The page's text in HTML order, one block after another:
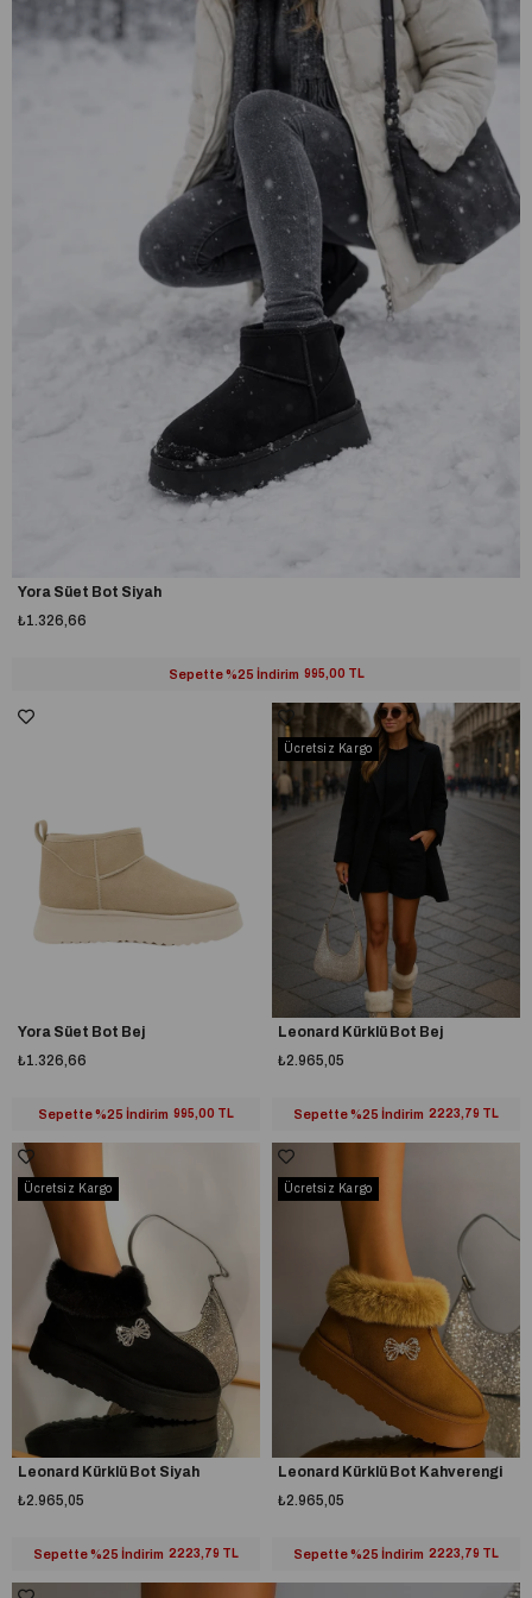
Yora Süet Bot Siyah
₺1.326,66
Sepette %25 İndirim 995,00 TL
Yora Süet Bot Bej
₺1.326,66
Sepette %25 İndirim 995,00 TL
Leonard Kürklü Bot Bej
₺2.965,05
Sepette %25 İndirim 2223,79 TL
Ücretsiz Kargo
Leonard Kürklü Bot Siyah
₺2.965,05
Sepette %25 İndirim 2223,79 TL
Ücretsiz Kargo
Leonard Kürklü Bot Kahverengi
₺2.965,05
Sepette %25 İndirim 2223,79 TL
Ücretsiz Kargo